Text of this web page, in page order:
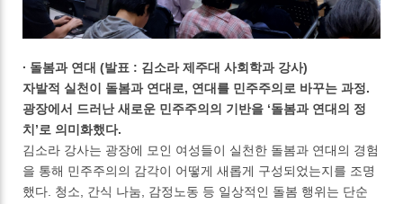
∙ 돌봄과 연대 (발표 : 김소라 제주대 사회학과 강사)
자발적 실천이 돌봄과 연대로, 연대를 민주주의로 바꾸는 과정.
광장에서 드러난 새로운 민주주의의 기반을 ‘돌봄과 연대의 정
치’로 의미화했다.
김소라 강사는 광장에 모인 여성들이 실천한 돌봄과 연대의 경험
을 통해 민주주의의 감각이 어떻게 새롭게 구성되었는지를 조명
했다. 청소, 간식 나눔, 감정노동 등 일상적인 돌봄 행위는 단순